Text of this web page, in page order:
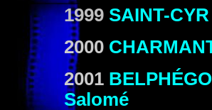
1999 SAINT-CYR
2000
2001
Salomé